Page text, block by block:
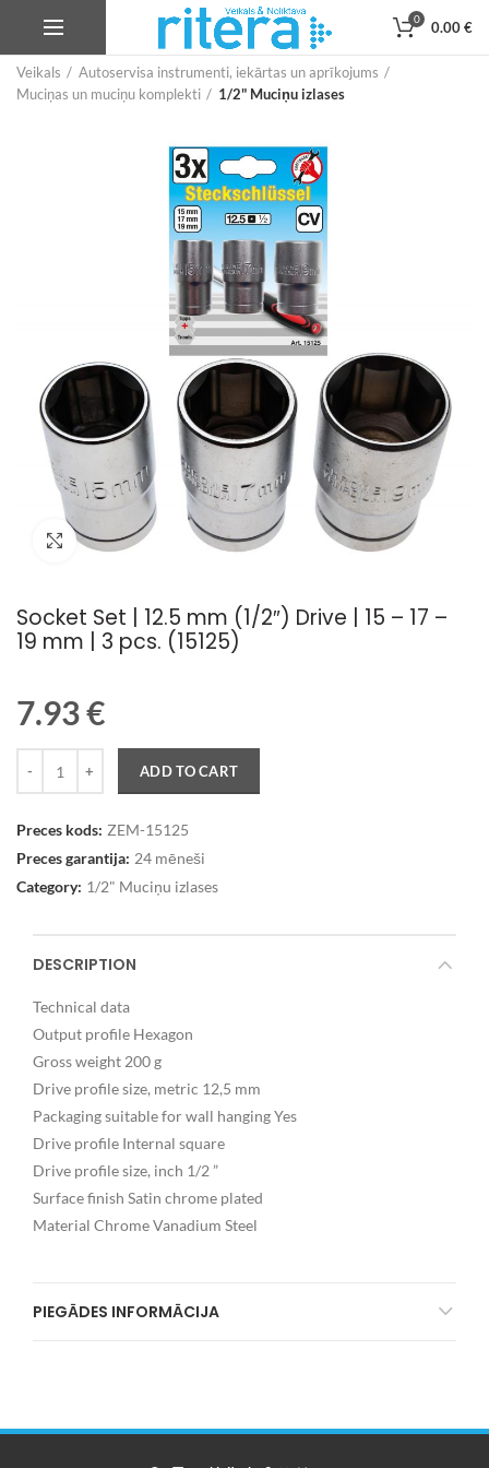
0 0.00€
Veikals
Autoservisa instrumenti, iekārtas un aprīkojums
Muciņas un muciņu komplekti
1/2" Muciņu izlases
Palielināt attēlu
Socket Set | 12.5 mm (1/2″) Drive | 15 – 17 –
19 mm | 3 pcs. (15125)
7.93€
ADD TO CART
Preces kods: ZEM-15125
Preces garantija: 24 mēneši
Category: 1/2" Muciņu izlases
DESCRIPTION
Technical data
Output profile Hexagon
Gross weight 200 g
Drive profile size, metric 12,5 mm
Packaging suitable for wall hanging Yes
Drive profile Internal square
Drive profile size, inch 1/2 ”
Surface finish Satin chrome plated
Material Chrome Vanadium Steel
PIEGĀDES INFORMĀCIJA